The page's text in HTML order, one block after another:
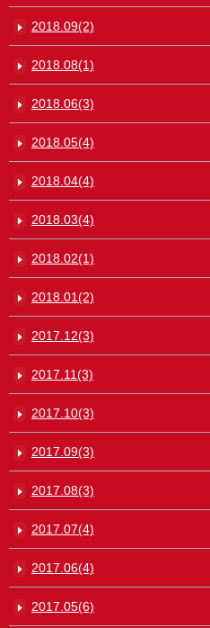
2018.09(2)
2018.08(1)
2018.06(3)
2018.05(4)
2018.04(4)
2018.03(4)
2018.02(1)
2018.01(2)
2017.12(3)
2017.11(3)
2017.10(3)
2017.09(3)
2017.08(3)
2017.07(4)
2017.06(4)
2017.05(6)